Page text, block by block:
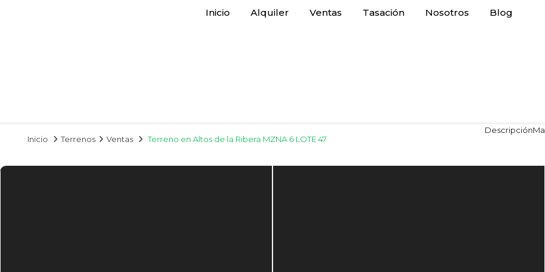
Inicio Alquiler Ventas Tasación Nosotros Blog
Inicio Terrenos Ventas Terreno en Altos de la Ribera MZNA 6 LOTE 47
Descripción